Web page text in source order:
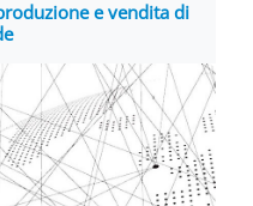
e vendita di